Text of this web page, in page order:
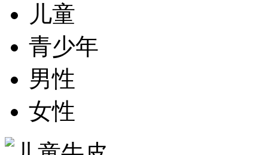
儿童
青少年
男性
女性